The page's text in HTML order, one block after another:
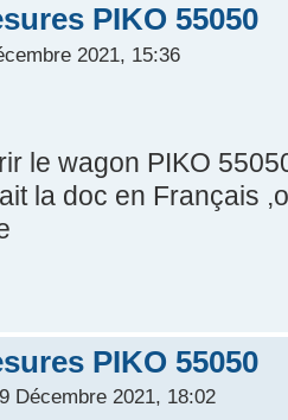
PIKO 55050
2021, 15:36
le wagon PIKO
la doc en Français
PIKO 55050
Décembre 2021, 18:02